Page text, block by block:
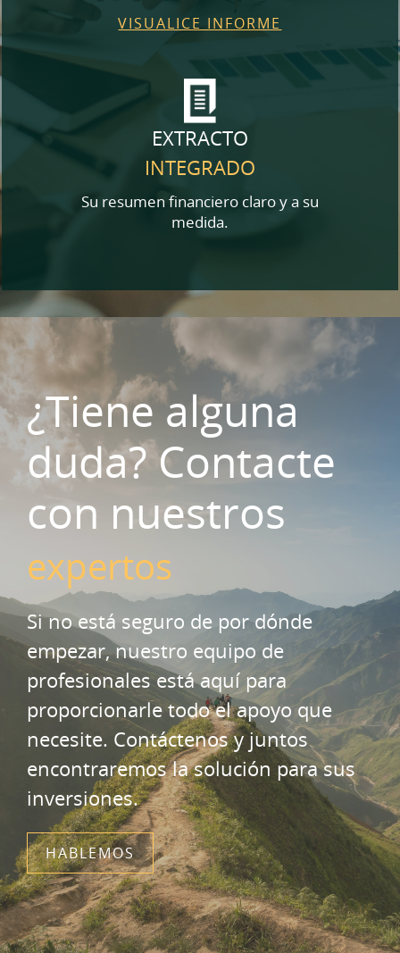
VISUALICE INFORME
EXTRACTO
INTEGRADO
Su resumen financiero claro y a su
medida.
¿Tiene alguna
duda? Contacte
con nuestros
expertos
Si no está seguro de por dónde
empezar, nuestro equipo de
profesionales está aquí para
proporcionarle todo el apoyo que
necesite. Contáctenos y juntos
encontraremos la solución para sus
inversiones.
HABLEMOS